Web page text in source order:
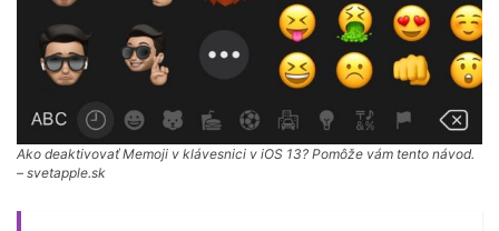
Ako deaktivovať Memoji v klávesnici v iOS 13? Pomôže vám tento návod.
– svetapple.sk